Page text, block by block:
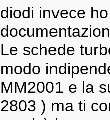
diodi invece
Le schede
modo
MM2001 e la
2803 ) ma ti